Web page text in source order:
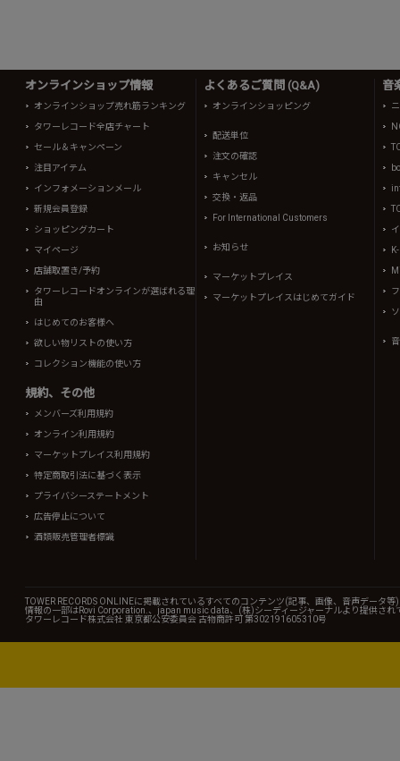
オンラインショップ情報
オンラインショップ売れ筋ランキング
タワーレコード全店チャート
セール＆キャンペーン
注目アイテム
インフォメーションメール
新規会員登録
ショッピングカート
マイページ
店舗取置き/予約
タワーレコードオンラインが選ばれる理
由
はじめてのお客様へ
欲しい物リストの使い方
コレクション機能の使い方
規約、その他
メンバーズ利用規約
オンライン利用規約
マーケットプレイス利用規約
特定商取引法に基づく表示
プライバシーステートメント
広告停止について
酒類販売管理者標識
よくあるご質問 (Q&A)
オンラインショッピング
配送単位
注文の確認
キャンセル
交換・返品
For International Customers
お知らせ
マーケットプレイス
マーケットプレイスはじめてガイド
音
TOWER RECORDS ONLINEに掲載されているすべてのコンテンツ(記事、画像、音声データ
情報の一部はRovi Corporation.、japan music data、(株)シーディージャーナルより提供され
タワーレコード株式会社 東京都公安委員会 古物商許可 第302191605310号